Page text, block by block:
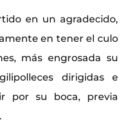
en un agradecido,
en tener el culo
más engrosada su
dirigidas e
por su boca, previa